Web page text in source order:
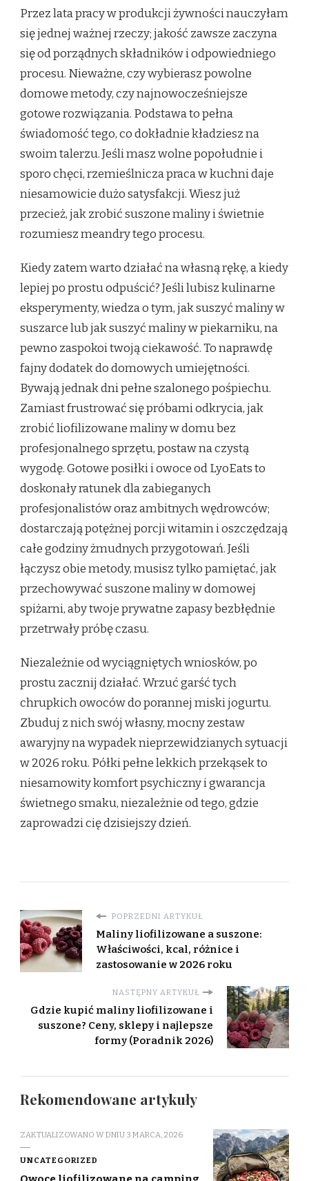
Przez lata pracy w produkcji żywności nauczyłam
się jednej ważnej rzeczy; jakość zawsze zaczyna
się od porządnych składników i odpowiedniego
procesu. Nieważne, czy wybierasz powolne
domowe metody, czy najnowocześniejsze
gotowe rozwiązania. Podstawa to pełna
świadomość tego, co dokładnie kładziesz na
swoim talerzu. Jeśli masz wolne popołudnie i
sporo chęci, rzemieślnicza praca w kuchni daje
niesamowicie dużo satysfakcji. Wiesz już
przecież, jak zrobić suszone maliny i świetnie
rozumiesz meandry tego procesu.
Kiedy zatem warto działać na własną rękę, a kiedy
lepiej po prostu odpuścić? Jeśli lubisz kulinarne
eksperymenty, wiedza o tym, jak suszyć maliny w
suszarce lub jak suszyć maliny w piekarniku, na
pewno zaspokoi twoją ciekawość. To naprawdę
fajny dodatek do domowych umiejętności.
Bywają jednak dni pełne szalonego pośpiechu.
Zamiast frustrować się próbami odkrycia, jak
zrobić liofilizowane maliny w domu bez
profesjonalnego sprzętu, postaw na czystą
wygodę. Gotowe posiłki i owoce od LyoEats to
doskonały ratunek dla zabieganych
profesjonalistów oraz ambitnych wędrowców;
dostarczają potężnej porcji witamin i oszczędzają
całe godziny żmudnych przygotowań. Jeśli
łączysz obie metody, musisz tylko pamiętać, jak
przechowywać suszone maliny w domowej
spiżarni, aby twoje prywatne zapasy bezbłędnie
przetrwały próbę czasu.
Niezależnie od wyciągniętych wniosków, po
prostu zacznij działać. Wrzuć garść tych
chrupkich owoców do porannej miski jogurtu.
Zbuduj z nich swój własny, mocny zestaw
awaryjny na wypadek nieprzewidzianych sytuacji
w 2026 roku. Półki pełne lekkich przekąsek to
niesamowity komfort psychiczny i gwarancja
świetnego smaku, niezależnie od tego, gdzie
zaprowadzi cię dzisiejszy dzień.
POPRZEDNI ARTYKUŁ
Maliny liofilizowane a suszone:
Właściwości, kcal, różnice i
zastosowanie w 2026 roku
NASTĘPNY ARTYKUŁ
Gdzie kupić maliny liofilizowane i
suszone? Ceny, sklepy i najlepsze
formy (Poradnik 2026)
Rekomendowane artykuły
ZAKTUALIZOWANO W DNIU 3 MARCA, 2026
UNCATEGORIZED